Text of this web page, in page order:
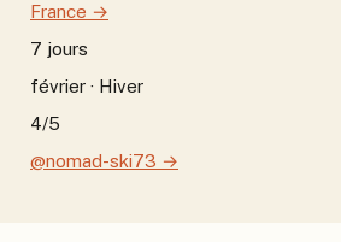
France →
7 jours
février · Hiver
4/5
@nomad-ski73 →